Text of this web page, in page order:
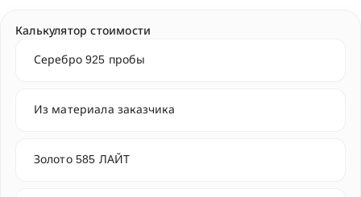
Калькулятор стоимости
Серебро 925 пробы
Из материала заказчика
Золото 585 ЛАЙТ